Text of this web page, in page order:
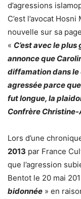
d’agressions
C’est l’avocat
nouvelle sur sa
« C’est avec le
annonce que
diffamation dans le
agressée parce
fut longue, la
Confrère
Lors d’une
2013 par France
que l’agression
Bentot le 20 mai
bidonnée » en